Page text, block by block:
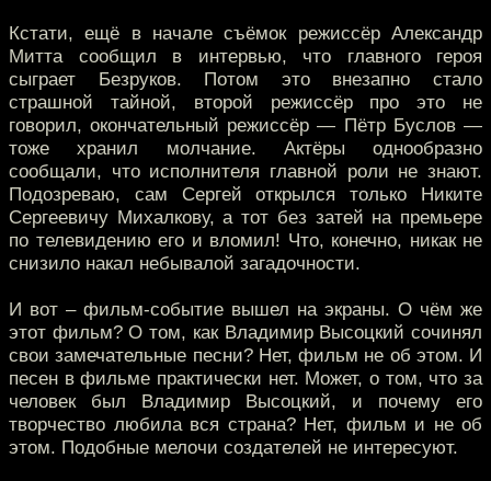
Кстати, ещё в начале съёмок режиссёр Александр
Митта сообщил в интервью, что главного героя
сыграет Безруков. Потом это внезапно стало
страшной тайной, второй режиссёр про это не
говорил, окончательный режиссёр — Пётр Буслов —
тоже хранил молчание. Актёры однообразно
сообщали, что исполнителя главной роли не знают.
Подозреваю, сам Сергей открылся только Никите
Сергеевичу Михалкову, а тот без затей на премьере
по телевидению его и вломил! Что, конечно, никак не
снизило накал небывалой загадочности.
И вот – фильм-событие вышел на экраны. О чём же
этот фильм? О том, как Владимир Высоцкий сочинял
свои замечательные песни? Нет, фильм не об этом. И
песен в фильме практически нет. Может, о том, что за
человек был Владимир Высоцкий, и почему его
творчество любила вся страна? Нет, фильм и не об
этом. Подобные мелочи создателей не интересуют.